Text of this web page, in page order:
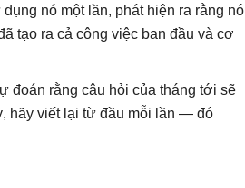
nó một lần, phát hiện ra rằng nó
tạo ra cả công việc ban đầu và cơ
đoán rằng câu hỏi của tháng tới sẽ
hãy viết lại từ đầu mỗi lần — đó